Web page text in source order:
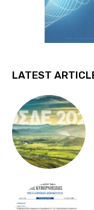
LATEST